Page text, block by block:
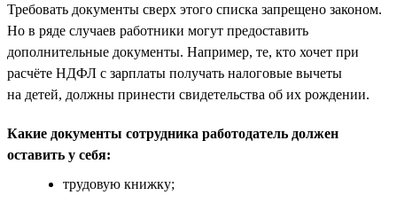
Требовать документы сверх этого списка запрещено законом.
Но в ряде случаев работники могут предоставить
дополнительные документы. Например, те, кто хочет при
расчёте НДФЛ с зарплаты получать налоговые вычеты
на детей, должны принести свидетельства об их рождении.
Какие документы сотрудника работодатель должен
оставить у себя:
трудовую книжку;